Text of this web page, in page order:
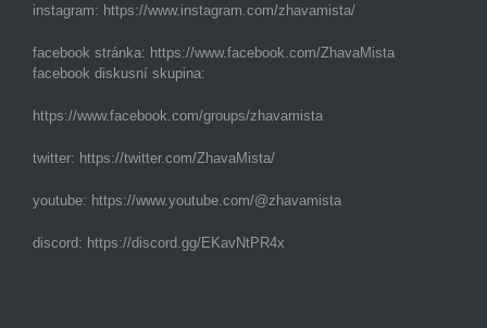
instagram: https://www.instagram.com/zhavamista/
facebook stránka: https://www.facebook.com/ZhavaMista
facebook diskusní skupina:
https://www.facebook.com/groups/zhavamista
twitter: https://twitter.com/ZhavaMista/
youtube: https://www.youtube.com/@zhavamista
discord: https://discord.gg/EKavNtPR4x